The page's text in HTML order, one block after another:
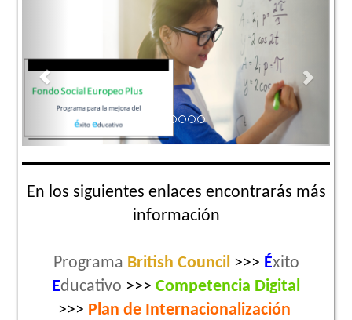
En los siguientes enlaces encontrarás más
información
Programa British Council >>> Éxito
Educativo >>> Competencia Digital
>>> Plan de Internacionalización